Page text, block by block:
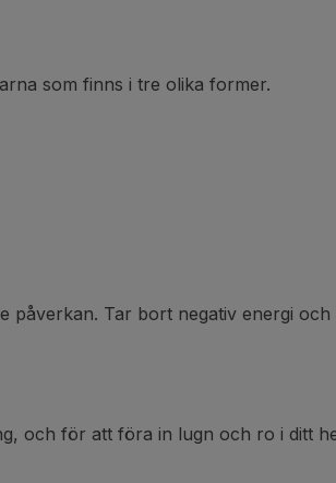
som finns i tre olika former.
Tar bort negativ energi
och för att föra in lugn och ro i ditt